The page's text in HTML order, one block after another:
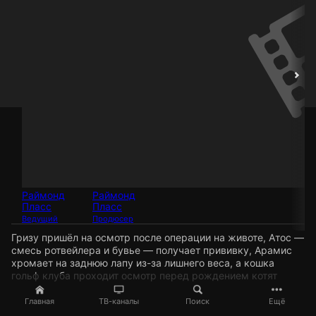
Главная ТВ-каналы Поиск Ещё
Раймонд
Пласс
Ведущий
Раймонд
Пласс
Продюсер
Гризу пришёл на осмотр после операции на животе, Атос —
смесь ротвейлера и бувье — получает прививку, Арамис
хромает на заднюю лапу из-за лишнего веса, а кошка
гольф клуба проходит осмотр перед рождением котят